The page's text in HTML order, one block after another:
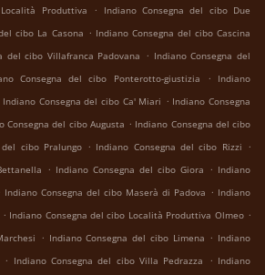
Produttiva
.
Indiano Consegna del cibo Due
cibo La Casona . Indiano Consegna del cibo Cascina
del cibo Villafranca Padovana . Indiano Consegna del
Consegna del cibo Ponterotto-giustizia .
Indiano
Indiano Consegna del cibo Ca' Miari . Indiano Consegna
Consegna del cibo Augusta . Indiano Consegna del cibo
del cibo Pralungo . Indiano Consegna del cibo Rizzi .
. Indiano Consegna del cibo Giora . Indiano
Indiano Consegna del cibo Maserà di Padova . Indiano
. Indiano Consegna del cibo Località Produttiva Olmeo .
. Indiano Consegna del cibo Limena . Indiano
. Indiano Consegna del cibo Villa Pedrazza . Indiano